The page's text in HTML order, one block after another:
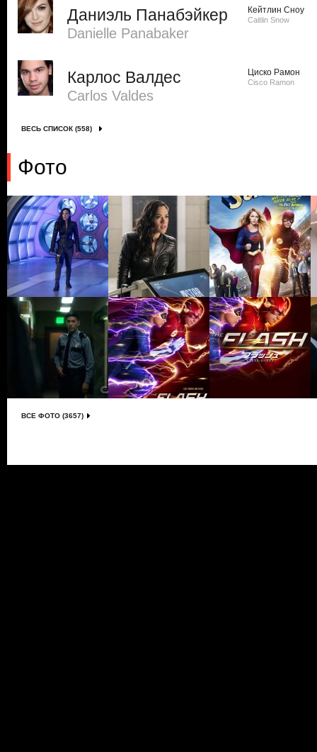
Даниэль Панабэйкер
Danielle Panabaker
Кейтлин Сноу
Caitlin Snow
Карлос Валдес
Carlos Valdes
Циско Рамон
Cisco Ramon
ВЕСЬ СПИСОК (558)
Фото
ВСЕ ФОТО (3657)